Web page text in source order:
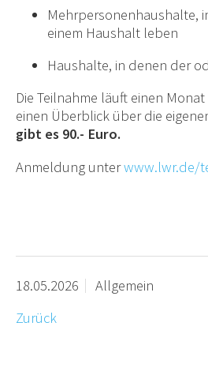
Mehrpersonenhaushalte,
einem Haushalt leben
Haushalte, in denen der
Die Teilnahme läuft einen
einen Überblick über die
gibt es 90.- Euro.
Anmeldung unterwww.lwr.de/
18.05.2026
Allgemein
Zurück